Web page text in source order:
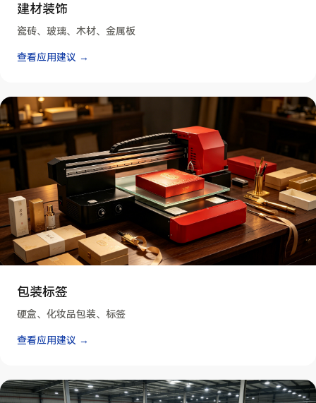
建材装饰
瓷砖、玻璃、木材、金属板
查看应用建议 →
包装标签
硬盒、化妆品包装、标签
查看应用建议 →